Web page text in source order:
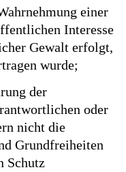
einer
Interesse
Gewalt erfolgt,
wurde;
der
oder
nicht die
Grundfreiheiten
Schutz